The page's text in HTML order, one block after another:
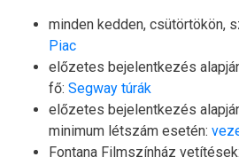
minden kedden, csütörtökön,
Piac
előzetes bejelentkezés
fő: Segway túrák
előzetes bejelentkezés
minimum létszám esetén:
Fontana Filmszínház vetítések: